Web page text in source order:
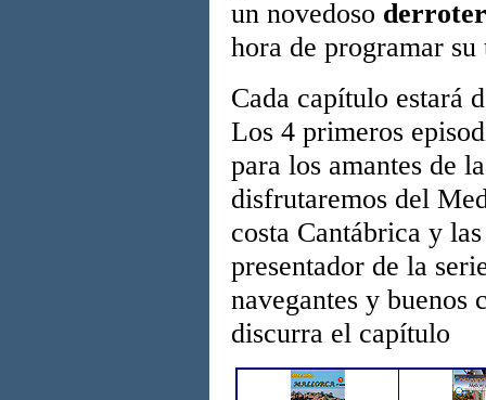
un novedoso
hora de programar su
Cada capítulo estará
Los 4 primeros
para los amantes de
disfrutaremos del
costa Cantábrica y
presentador de la
navegantes y buenos
discurra el capítulo